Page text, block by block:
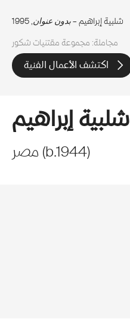
شلبية إبراهيم –بدون عنوان, 1995
مجاملة: مجموعة مقتنيات شكور
اكتشف الأعمال الفنية
شلبية إبراهيم
مصر (b.1944)